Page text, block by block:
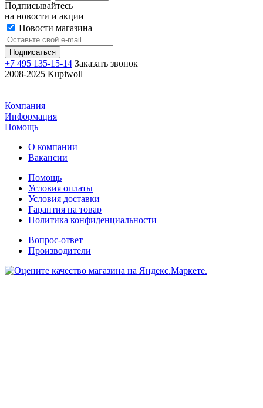
Подписывайтесь
на новости и акции
Новости магазина
+7 495 135-15-14 Заказать звонок
2008-2025 Kupiwoll
Компания
Информация
Помощь
О компании
Вакансии
Помощь
Условия оплаты
Условия доставки
Гарантия на товар
Политика конфиденциальности
Вопрос-ответ
Производители